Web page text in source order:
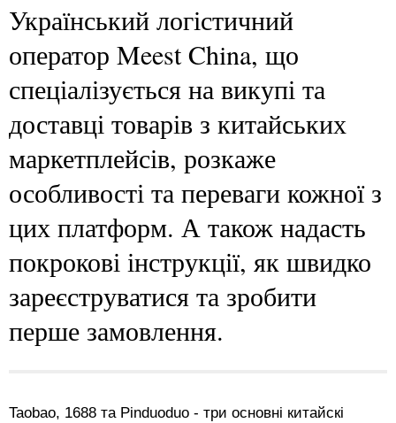
Український логістичний
оператор Meest China, що
спеціалізується на викупі та
доставці товарів з китайських
маркетплейсів, розкаже
особливості та переваги кожної з
цих платформ. А також надасть
покрокові інструкції, як швидко
зареєструватися та зробити
перше замовлення.
Taobao, 1688 та Pinduoduo - три основні китайскі